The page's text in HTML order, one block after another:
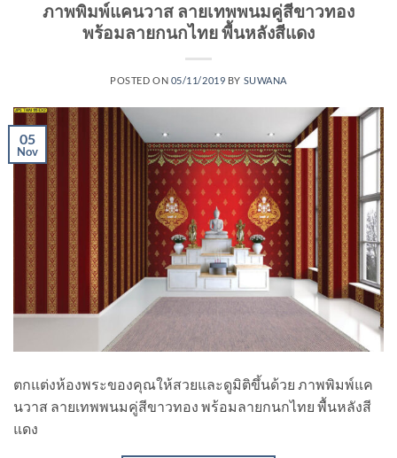
ภาพพิมพ์แคนวาส ลายเทพพนมคู่สีขาวทอง
พร้อมลายกนกไทย พื้นหลังสีแดง
POSTED ON 05/11/2019 BY SUWANA
05
Nov
ตกแต่งห้องพระของคุณให้สวยและดูมิติขึ้นด้วย ภาพพิมพ์แค
นวาส ลายเทพพนมคู่สีขาวทอง พร้อมลายกนกไทย พื้นหลังสี
แดง